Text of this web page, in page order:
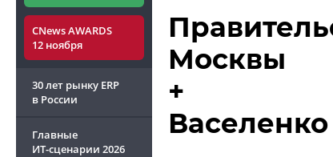
CNews AWARDS
12 ноября
30 лет рынку ERP
в России
Главные
ИТ-сценарии 2026
Москвы
+